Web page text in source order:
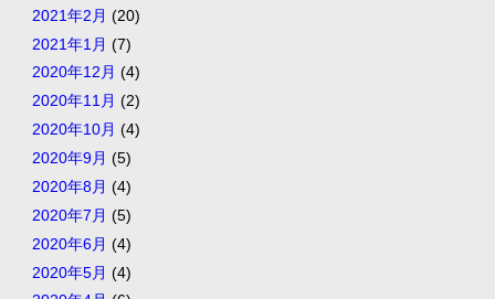
2021年2月 (20)
2021年1月 (7)
2020年12月 (4)
2020年11月 (2)
2020年10月 (4)
2020年9月 (5)
2020年8月 (4)
2020年7月 (5)
2020年6月 (4)
2020年5月 (4)